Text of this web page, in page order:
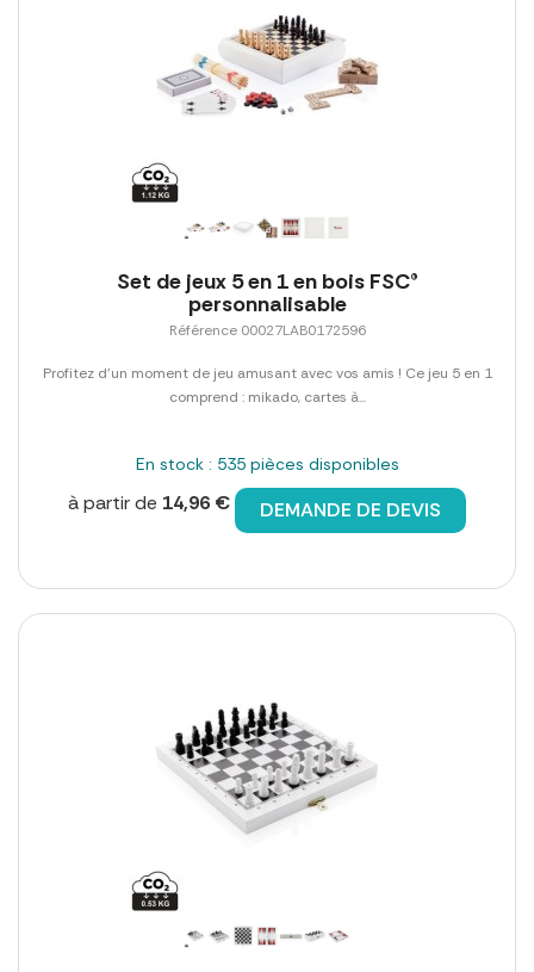
Set de jeux 5 en 1 en bois FSC®
personnalisable
Référence 00027LAB0172596
Profitez d'un moment de jeu amusant avec vos amis ! Ce jeu 5 en 1
comprend : mikado, cartes à...
En stock : 535 pièces disponibles
à partir de 14,96 € DEMANDE DE DEVIS